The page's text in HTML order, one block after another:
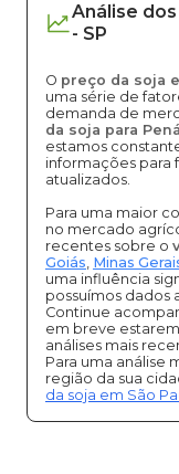
Análise dos
- SP
O preço da soja
uma série de
demanda de
da soja para
estamos
informações para
atualizados.
Para uma maior
no mercado
recentes sobre o
Goiás, Minas
uma influência
possuímos dados
Continue
em breve
análises mais
Para uma análise
região da sua
da soja em São